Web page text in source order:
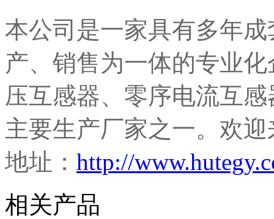
本公司是一家具有多年
产、销售为一体的专业
压互感器、零序电流互
主要生产厂家之一。欢
地址： http://
相关产品